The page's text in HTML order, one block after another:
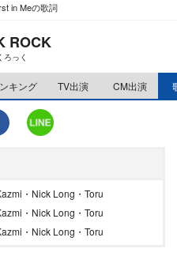
in Meの歌詞
ROCK
ろっく
キング TV出演 CM出演
・Nick Long・Toru
・Nick Long・Toru
・Nick Long・Toru